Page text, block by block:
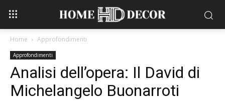
Home Approfondimenti
Approfondimenti
Analisi dell’opera: Il David di
Michelangelo Buonarroti